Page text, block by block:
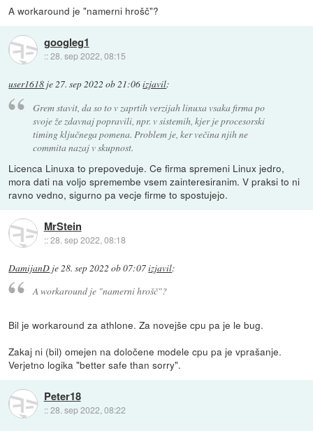
A workaround je "namerni hrošč"?
googleg1
::28. sep 2022, 08:15
user1618 je27. sep 2022 ob 21:06izjavil:
Grem stavit, da so to v zaprtih verzijah linuxa vsaka firma po
svoje že zdavnaj popravili, npr. v sistemih, kjer je procesorski
timing ključnega pomena. Problem je, ker večina njih ne
commita nazaj v skupnost.
Licenca Linuxa to prepoveduje. Ce firma spremeni Linux jedro,
mora dati na voljo spremembe vsem zainteresiranim. V praksi to ni
ravno vedno, sigurno pa vecje firme to spostujejo.
MrStein
::28. sep 2022, 08:18
DamijanD je28. sep 2022 ob 07:07izjavil:
A workaround je "namerni hrošč"?
Bil je workaround za athlone. Za novejše cpu pa je le bug.
Zakaj ni (bil) omejen na določene modele cpu pa je vprašanje.
Verjetno logika "better safe than sorry".
Peter18
::28. sep 2022, 08:22